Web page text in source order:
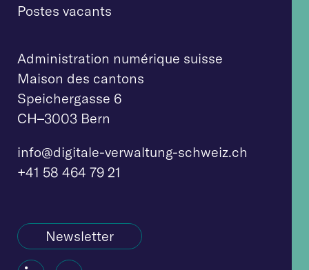
Postes vacants
Administration numérique suisse
Maison des cantons
Speichergasse 6
CH–3003 Bern
info@digitale-verwaltung-schweiz.ch
+41 58 464 79 21
Newsletter